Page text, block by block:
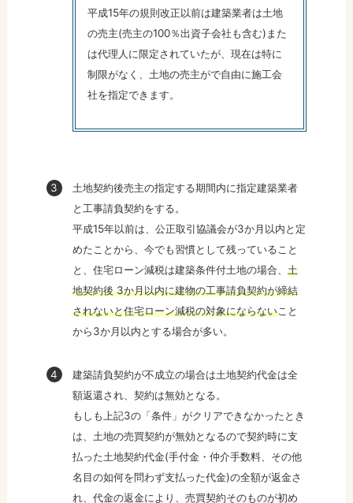
平成15年の規則改正以前は建築業者は土地
の売主(売主の100％出資子会社も含む)また
は代理人に限定されていたが、現在は特に
制限がなく、土地の売主がで自由に施工会
社を指定できます。
土地契約後売主の指定する期間内に指定建築業者
と工事請負契約をする。
平成15年以前は、公正取引協議会が3か月以内と定
めたことから、今でも習慣として残っていること
と、住宅ローン減税は建築条件付土地の場合、土
地契約後 3か月以内に建物の工事請負契約が締結
されないと住宅ローン減税の対象にならないこと
から3か月以内とする場合が多い。
建築請負契約が不成立の場合は土地契約代金は全
額返還され、契約は無効となる。
もしも上記3の「条件」がクリアできなかったとき
は、土地の売買契約が無効となるので契約時に支
払った土地契約代金(手付金・仲介手数料、その他
名目の如何を問わず支払った代金)の全額が返金さ
れ、代金の返金により、売買契約そのものが初め